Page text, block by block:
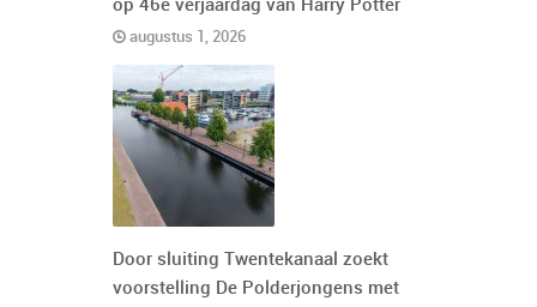
op 46e verjaardag van Harry Potter
augustus 1, 2026
Door sluiting Twentekanaal zoekt
voorstelling De Polderjongens met